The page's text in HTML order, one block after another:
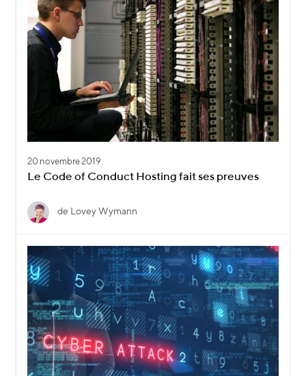
20 novembre 2019
Le Code of Conduct Hosting fait ses preuves
de Lovey Wymann